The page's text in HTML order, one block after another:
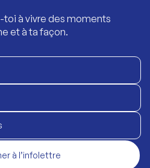
à vivre des moments
et à ta façon.
à l’infolettre